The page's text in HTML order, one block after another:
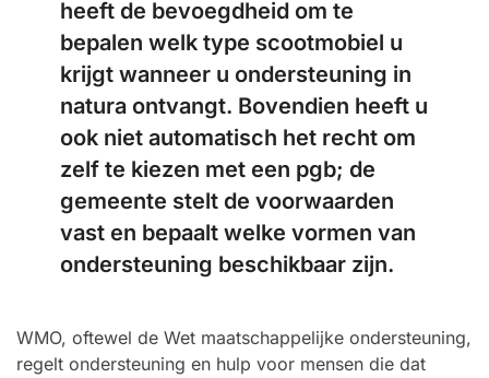
heeft de bevoegdheid om te
bepalen welk type scootmobiel u
krijgt wanneer u ondersteuning in
natura ontvangt. Bovendien heeft u
ook niet automatisch het recht om
zelf te kiezen met een pgb; de
gemeente stelt de voorwaarden
vast en bepaalt welke vormen van
ondersteuning beschikbaar zijn.
WMO, oftewel de Wet maatschappelijke ondersteuning,
regelt ondersteuning en hulp voor mensen die dat